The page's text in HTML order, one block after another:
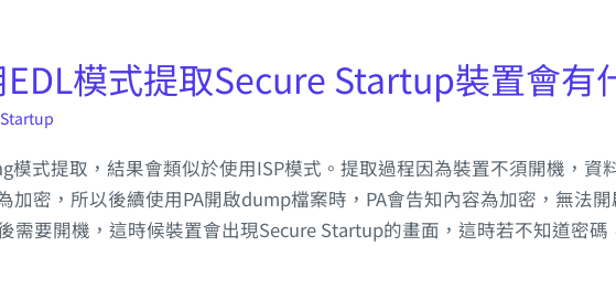
模式提取Secure Startup裝置會有
模式提取，結果會類似於使用ISP模式。提取過程因為裝置不須開機，
加密，所以後續使用PA開啟dump檔案時，PA會告知內容為加密，無法
需要開機，這時候裝置會出現Secure Startup的畫面，這時若不知道密碼